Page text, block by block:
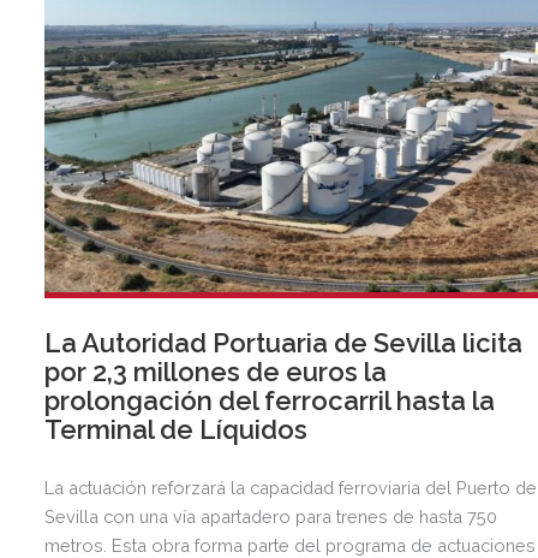
La Autoridad Portuaria de Sevilla licita
por 2,3 millones de euros la
prolongación del ferrocarril hasta la
Terminal de Líquidos
La actuación reforzará la capacidad ferroviaria del Puerto de
Sevilla con una vía apartadero para trenes de hasta 750
metros. Esta obra forma parte del programa de actuaciones